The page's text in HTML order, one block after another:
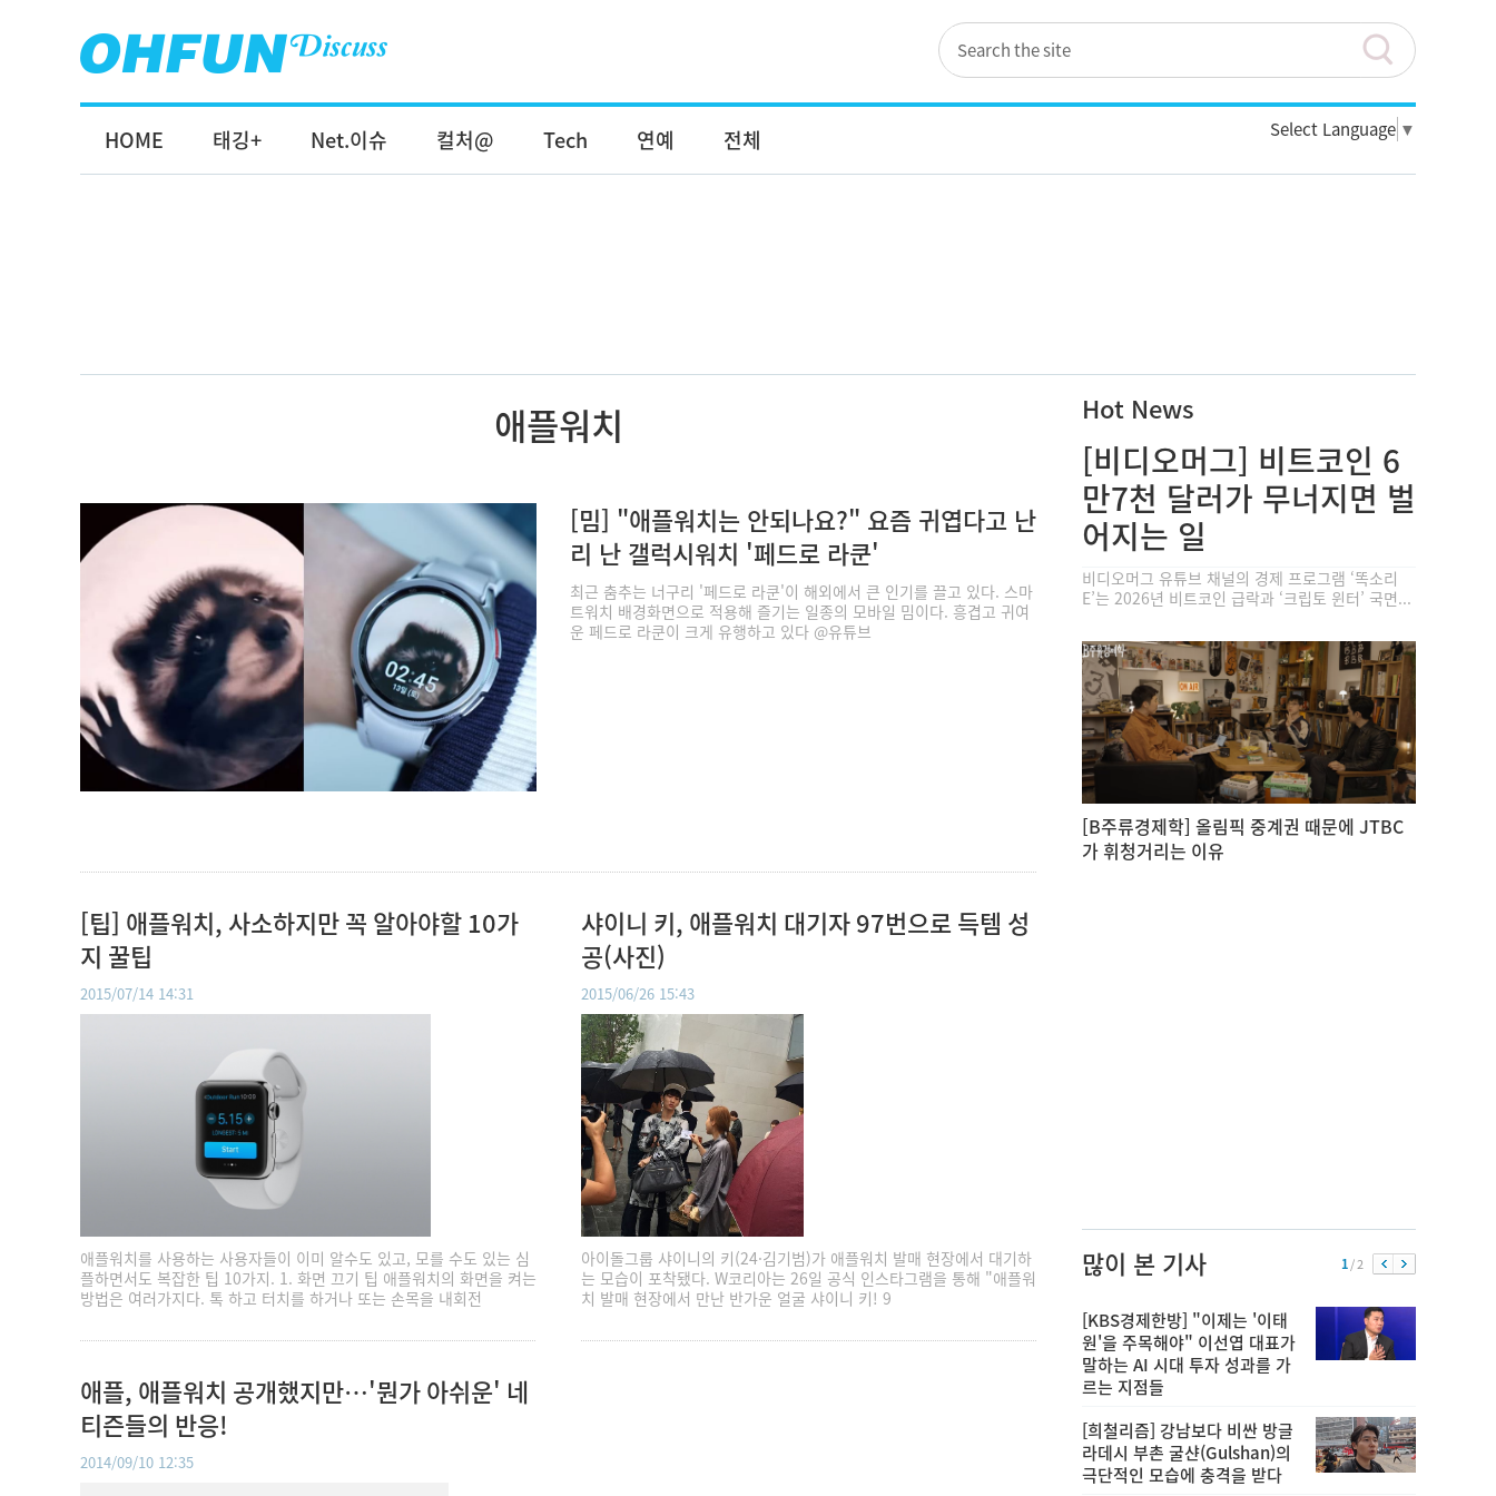
HOME 태깅+ Net.이슈 컬처@ Tech 연예 전체 Select Language ▼
애플워치
[밈] "애플워치는 안되나요?" 요즘 귀엽다고 난
리 난 갤럭시워치 '페드로 라쿤'
최근 춤추는 너구리 '페드로 라쿤'이 해외에서 큰 인기를 끌고 있다. 스마
트워치 배경화면으로 적용해 즐기는 일종의 모바일 밈이다. 흥겹고 귀여
운 페드로 라쿤이 크게 유행하고 있다 @유튜브
[팁] 애플워치, 사소하지만 꼭 알아야할 10가
지 꿀팁
2015/07/14 14:31
애플워치를 사용하는 사용자들이 이미 알수도 있고, 모를 수도 있는 심
플하면서도 복잡한 팁 10가지. 1. 화면 끄기 팁 애플워치의 화면을 켜는
방법은 여러가지다. 톡 하고 터치를 하거나 또는 손목을 내회전
샤이니 키, 애플워치 대기자 97번으로 득템 성
공(사진)
2015/06/26 15:43
아이돌그룹 샤이니의 키(24·김기범)가 애플워치 발매 현장에서 대기하
는 모습이 포착됐다. W코리아는 26일 공식 인스타그램을 통해 "애플워
치 발매 현장에서 만난 반가운 얼굴 샤이니 키! 9
애플, 애플워치 공개했지만…'뭔가 아쉬운' 네
티즌들의 반응!
2014/09/10 12:35
Hot News
[비디오머그] 비트코인 6
만7천 달러가 무너지면 벌
어지는 일
비디오머그 유튜브 채널의 경제 프로그램 ‘똑소리
E’는 2026년 비트코인 급락과 ‘크립토 윈터’ 국면...
[B주류경제학] 올림픽 중계권 때문에 JTBC
가 휘청거리는 이유
많이 본 기사 1/ 2
[KBS경제한방] "이제는 '이태
원'을 주목해야" 이선엽 대표가
말하는 AI 시대 투자 성과를 가
르는 지점들
[희철리즘] 강남보다 비싼 방글
라데시 부촌 굴샨(Gulshan)의
극단적인 모습에 충격을 받다